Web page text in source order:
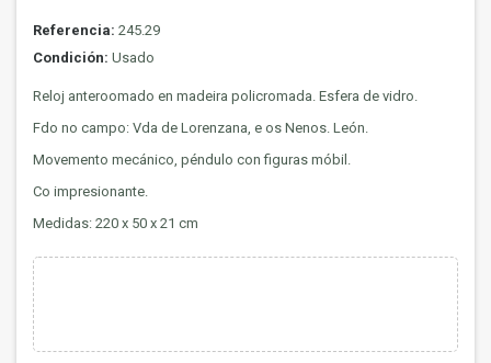
Referencia: 245.29
Condición: Usado
Reloj anteroomado en madeira policromada. Esfera de vidro.
Fdo no campo: Vda de Lorenzana, e os Nenos. León.
Movemento mecánico, péndulo con figuras móbil.
Co impresionante.
Medidas: 220 x 50 x 21 cm